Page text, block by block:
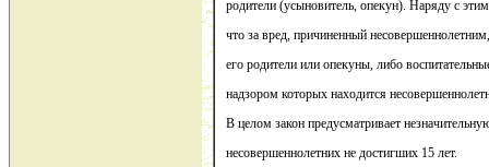
родители (усыновитель, опекун). Наряду с
что за вред, причиненный
его родители или опекуны, либо
надзором которых находится
В целом закон предусматривает
несовершеннолетних не достигших 15 лет.